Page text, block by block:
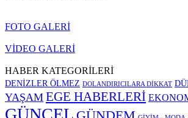
FOTO GALERİ
VİDEO GALERİ
HABER KATEGORİLERİ
DENİZLER ÖLMEZ DOLANDIRICILARA DİKKAT
YAŞAM EGE HABERLERİ
GÜNCEL